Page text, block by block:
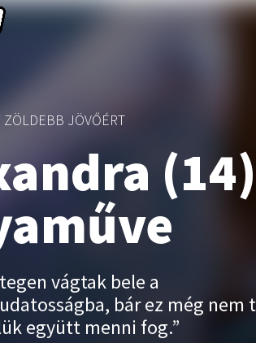
ZÖLDEBB JÖVŐÉRT
(14)
vágtak bele a
bár ez még nem
együtt menni fog.”